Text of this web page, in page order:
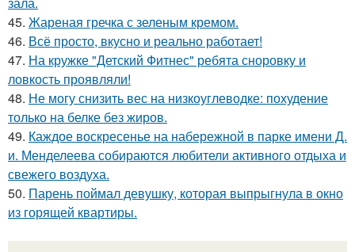
45. Жареная гречка с зеленым кремом.
46. Всё просто, вкусно и реально работает!
47. На кружке "Детский Фитнес" ребята сноровку и
ловкость проявляли!
48. Не могу снизить вес на низкоуглеводке: похудение
только на белке без жиров.
49. Каждое воскресенье на набережной в парке имени Д.
и. Менделеева собираются любители активного отдыха и
свежего воздуха.
50. Парень поймал девушку, которая выпрыгнула в окно
из горящей квартиры.